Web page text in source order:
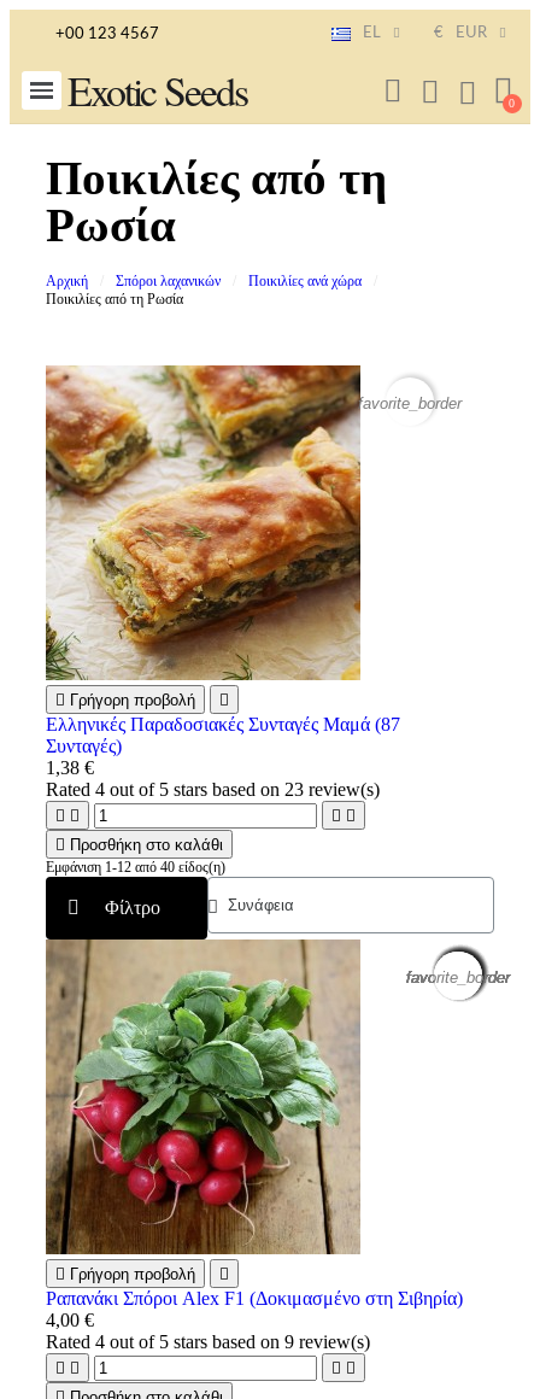
+00 123 4567 EL € EUR
Exotic Seeds
Ποικιλίες από τη
Ρωσία
Αρχική Σπόροι λαχανικών
Ποικιλίες ανά χώρα
Ποικιλίες από τη Ρωσία
favorite_border
 Γρήγορη προβολή 
Ελληνικές Παραδοσιακές Συνταγές Μαμά (87
Συνταγές)
1,38 €
Rated4 out of 5 stars based on 23 review(s)
   
 Προσθήκη στο καλάθι
Φίλτρο
Εμφάνιση 1-12 από 40 είδος(η)
favorite_border
 Γρήγορη προβολή 
Ραπανάκι Σπόροι Alex F1 (Δοκιμασμένο στη Σιβηρία)
4,00 €
Rated4 out of 5 stars based on9 review(s)
   
favorite_border
favorite_border
favorite_border
favorite_border
favorite_border
favorite_border
favorite_border
favorite_border
favorite_border
favorite_border
favorite_border